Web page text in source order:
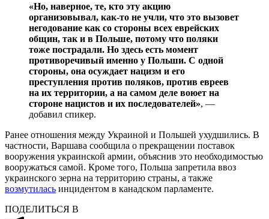
«Но, наверное, те, кто эту акцию
организовывал, как-то не учли, что это вызовет
негодование как со стороны всех еврейских
общин, так и в Польше, потому что поляки
тоже пострадали. Но здесь есть момент
противоречивый именно у Польши. С одной
стороны, она осуждает нацизм и его
преступления против поляков, против евреев
на их территории, а на самом деле воюет на
стороне нацистов и их последователей», —
добавил спикер.
Ранее отношения между Украиной и Польшей ухудшились. В
частности, Варшава сообщила о прекращении поставок
вооружения украинской армии, объяснив это необходимостью
вооружаться самой. Кроме того, Польша запретила ввоз
украинского зерна на территорию страны, а также
возмутилась инцидентом в канадском парламенте.
ПОДЕЛИТЬСЯ В